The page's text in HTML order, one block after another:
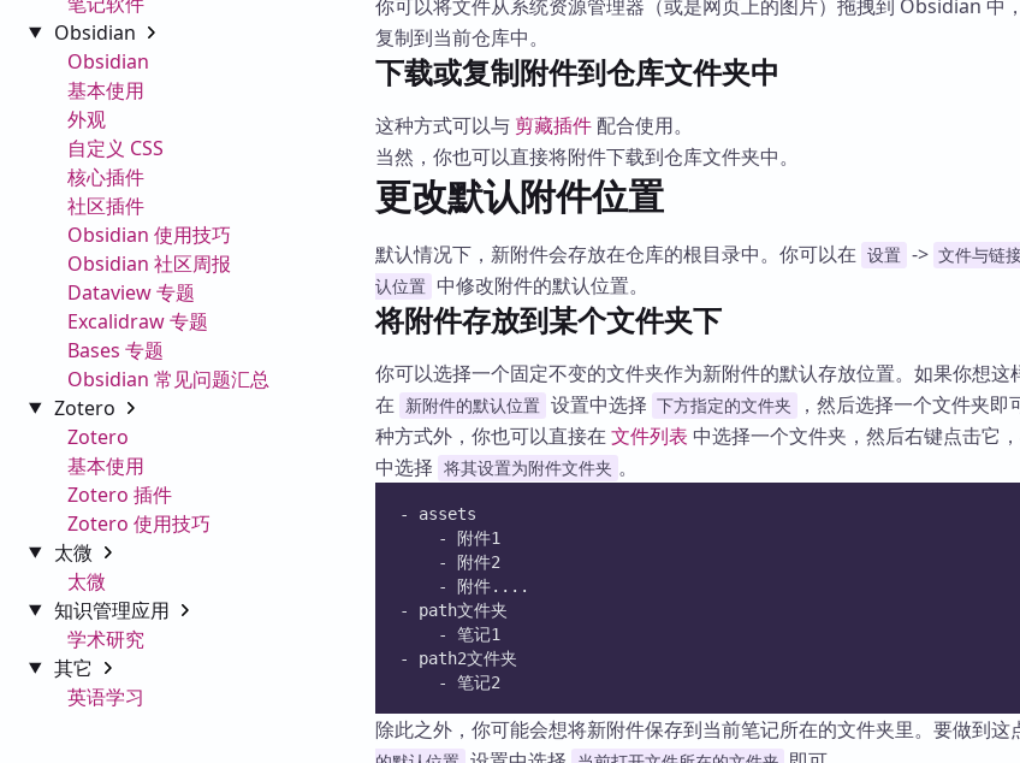
Obsidian
Obsidian
基本使用
外观
自定义 CSS
核心插件
社区插件
Obsidian 使用技巧
Obsidian 社区周报
Dataview 专题
Excalidraw 专题
Bases 专题
Obsidian 常见问题汇总
Zotero
Zotero
基本使用
Zotero 插件
Zotero 使用技巧
太微
太微
知识管理应用
学术研究
其它
英语学习
你可以将文件从系统资源管理器（或是网页上的图片）拖拽到 Obsidian 中
复制到当前仓库中。
下载或复制附件到仓库文件夹中
这种方式可以与 剪藏插件配合使用。
当然，你也可以直接将附件下载到仓库文件夹中。
更改默认附件位置
默认情况下，新附件会存放在仓库的根目录中。你可以在 设置 -> 文件与链
认位置
中修改附件的默认位置。
将附件存放到某个文件夹下
你可以选择一个固定不变的文件夹作为新附件的默认存放位置。如果你想这
在
新附件的默认位置 设置中选择 下方指定的文件夹
，然后选择一个文件夹即
种方式外，你也可以直接在 文件列表 中选择一个文件夹，然后右键点击它
中选择
将其设置为附件文件夹 。
- assets
	- 附件1
	- 附件2
	- 附件....
- path文件夹
	- 笔记1
- path2文件夹
	- 笔记2
除此之外，你可能会想将新附件保存到当前笔记所在的文件夹里。要做到这